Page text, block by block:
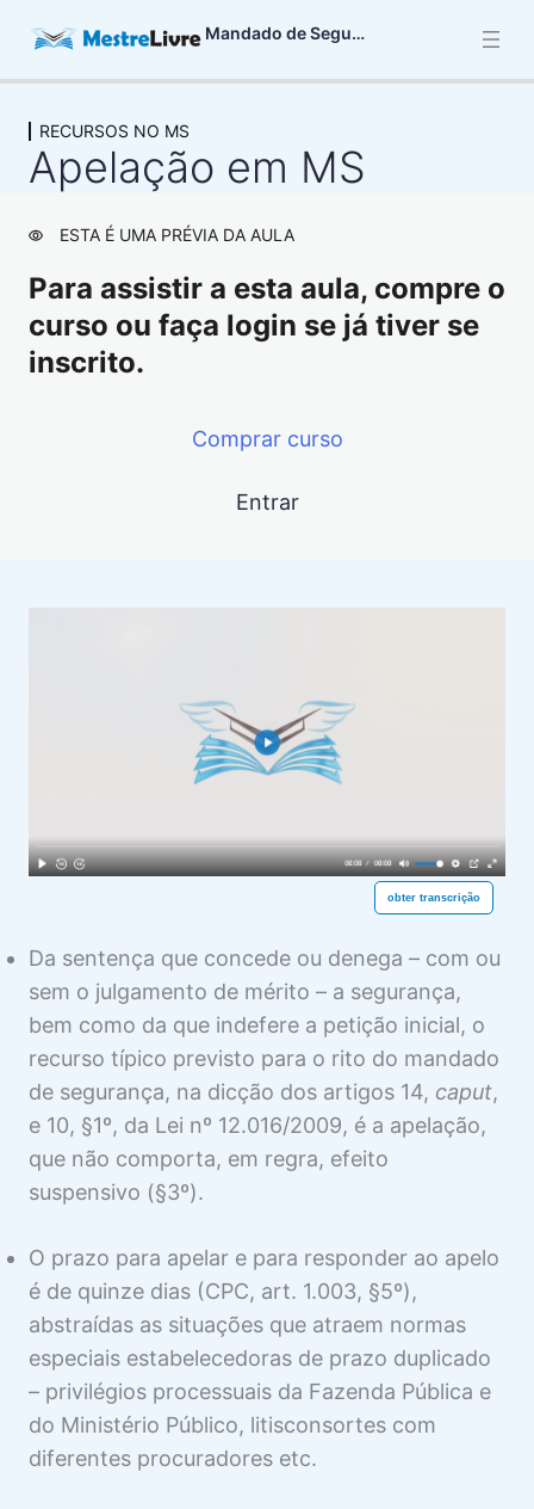
Mandado de Segurança
CARACTERÍSTICAS BÁSICAS DO MS
3 aulas
DIREITO LÍQUIDO E CERTO NO MS
6 aulas
13 aulas
PRAZO PARA IMPETRAR O MS
4 aulas
LEGITIMAÇÃO ATIVA NO MS
LEGITIMAÇÃO PASSIVA NO MS
AUTORIDADE COATORA E
DESISTÊNCIA DO MS
MS
6 aulas
SENTENÇA DE CONCESSÃO DA
3 aulas
SENTENÇA DE DENEGAÇÃO DA
SEGURANÇA
2 aulas
COISA JULGADA NO MS
2 aulas
HONORÁRIOS ADVOCATÍCIOS NO
MS
SUSPENSÃO DA EXECUÇÃO NO MS
RECURSOS NO MS
Legitimidade Recursal. Partes, Autoridade
Coatora e Ministério Público
Visualização
Prazo dos Recursos. Forma de Contagem e
Dobras
Visualização
RECURSOS NO MS
Apelação em MS
ESTA É UMA PRÉVIA DA AULA
Para assistir a esta aula, compre o
curso ou faça login se já tiver se
inscrito.
Comprar curso
Entrar
obter transcrição
Da sentença que concede ou denega – com ou
sem o julgamento de mérito – a segurança,
bem como da que indefere a petição inicial, o
recurso típico previsto para o rito do mandado
de segurança, na dicção dos artigos 14, caput,
e 10, §1º, da Lei nº 12.016/2009, é a apelação,
que não comporta, em regra, efeito
suspensivo (§3º).
O prazo para apelar e para responder ao apelo
é de quinze dias (CPC, art. 1.003, §5º),
abstraídas as situações que atraem normas
especiais estabelecedoras de prazo duplicado
– privilégios processuais da Fazenda Pública e
do Ministério Público, litisconsortes com
diferentes procuradores etc.